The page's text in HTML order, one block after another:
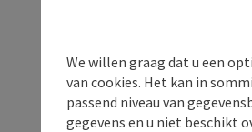
We willen graag dat u een
van cookies. Het kan in
passend niveau van
gegevens en u niet beschikt